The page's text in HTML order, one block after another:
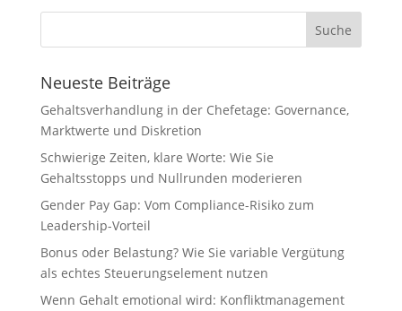
Neueste Beiträge
Gehaltsverhandlung in der Chefetage: Governance,
Marktwerte und Diskretion
Schwierige Zeiten, klare Worte: Wie Sie
Gehaltsstopps und Nullrunden moderieren
Gender Pay Gap: Vom Compliance-Risiko zum
Leadership-Vorteil
Bonus oder Belastung? Wie Sie variable Vergütung
als echtes Steuerungselement nutzen
Wenn Gehalt emotional wird: Konfliktmanagement